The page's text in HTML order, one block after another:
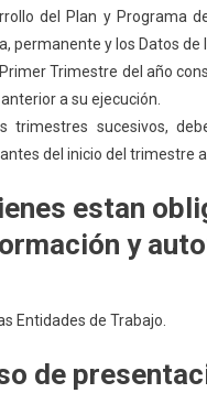
del Plan y Programa
permanente y los Datos
Trimestre del año
a su ejecución.
trimestres sucesivos,
del inicio del trimestre
estan
y
Entidades de Trabajo.
de